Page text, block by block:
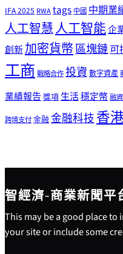
IFA 2025 RWAtags 中國 中期業
人工智慧人工智能企
創新加密貨幣區塊鏈可
工商 戰略合作投資數字資產
業績報告 獎項生活穩定幣融資
跨境支付金融 金融科技 香港
智經濟-商業新聞平
This may be a good place
your site or include some